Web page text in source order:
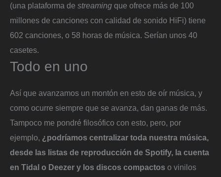
(una plataforma de streaming que ofrece más de 100
millones de canciones con calidad de sonido HiFi) tiene
602 canciones, o 58 horas de música. Serían unos 40
casetes.
Todo en uno
Así que avanzamos un montón en esto de oír música, y
como ocurre siempre que se avanza, dan ganas de más.
Tampoco me pondré filosófico con esto, pero, por
ejemplo, ¿podríamos centralizar toda nuestra música,
desde las listas de reproducción de Spotify, la cuenta
en Tidal o Deezer y los discos compactos o vinilos